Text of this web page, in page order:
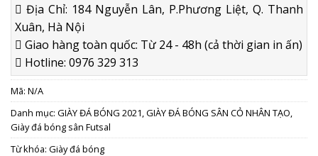
Địa Chỉ: 184 Nguyễn Lân, P.Phương Liệt, Q. Thanh
Xuân, Hà Nội
Giao hàng toàn quốc: Từ 24 - 48h (cả thời gian in ấn)
Hotline: 0976 329 313
Mã: N/A
Danh mục: GIÀY ĐÁ BÓNG 2021,GIÀY ĐÁ BÓNG SÂN CỎ NHÂN TẠO,
Giày đá bóng sân Futsal
Từ khóa: Giày đá bóng